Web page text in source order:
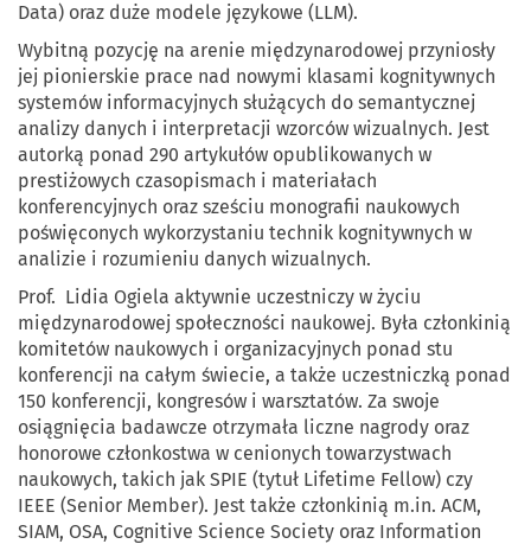
Data) oraz duże modele językowe (LLM).
Wybitną pozycję na arenie międzynarodowej przyniosły
jej pionierskie prace nad nowymi klasami kognitywnych
systemów informacyjnych służących do semantycznej
analizy danych i interpretacji wzorców wizualnych. Jest
autorką ponad 290 artykułów opublikowanych w
prestiżowych czasopismach i materiałach
konferencyjnych oraz sześciu monografii naukowych
poświęconych wykorzystaniu technik kognitywnych w
analizie i rozumieniu danych wizualnych.
Prof. Lidia Ogiela aktywnie uczestniczy w życiu
międzynarodowej społeczności naukowej. Była członkinią
komitetów naukowych i organizacyjnych ponad stu
konferencji na całym świecie, a także uczestniczką ponad
150 konferencji, kongresów i warsztatów. Za swoje
osiągnięcia badawcze otrzymała liczne nagrody oraz
honorowe członkostwa w cenionych towarzystwach
naukowych, takich jak SPIE (tytuł Lifetime Fellow) czy
IEEE (Senior Member). Jest także członkinią m.in. ACM,
SIAM, OSA, Cognitive Science Society oraz Information